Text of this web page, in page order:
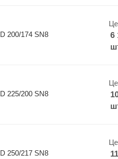
200/174 SN8 6
225/200 SN8
250/217 SN8